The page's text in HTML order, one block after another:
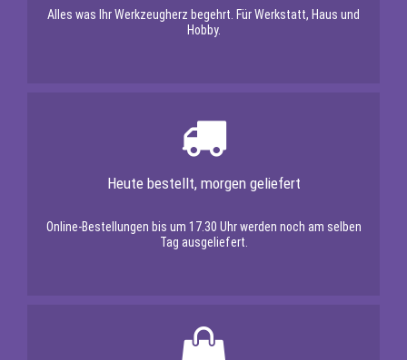
Alles was Ihr Werkzeugherz begehrt. Für Werkstatt, Haus und
Hobby.
Heute bestellt, morgen geliefert
Online-Bestellungen bis um 17.30 Uhr werden noch am selben
Tag ausgeliefert.